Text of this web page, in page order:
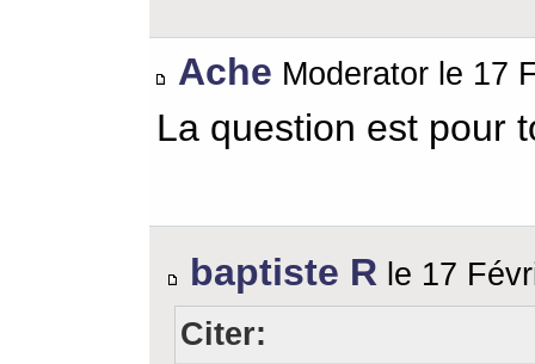
Ache Moderator le 17
La question est pour
baptiste R le 17
Citer: